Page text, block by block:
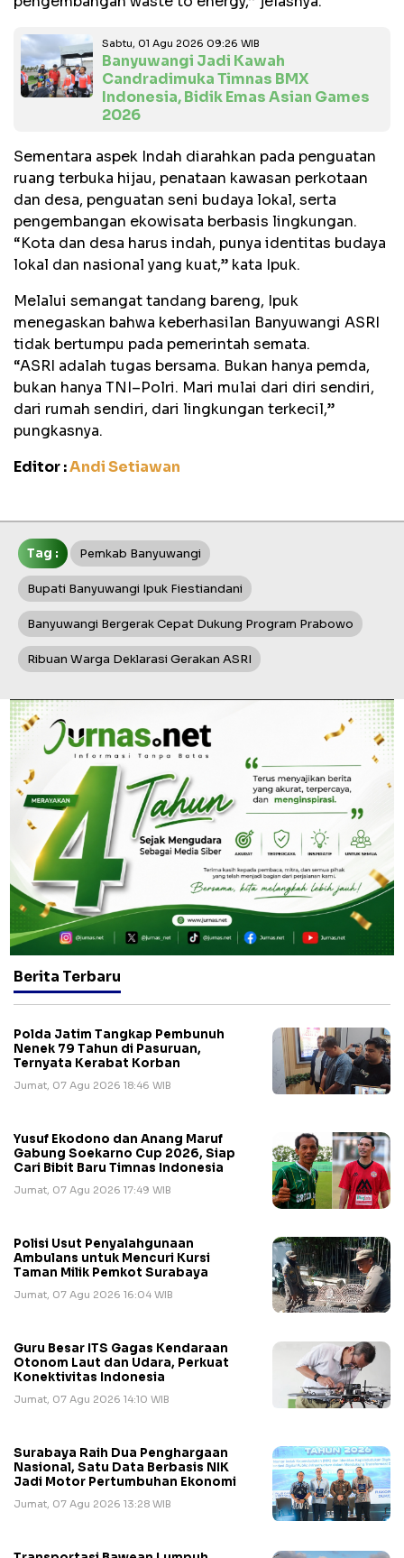
Sabtu, 01 Agu 2026 09:26 WIB
Banyuwangi Jadi Kawah
Candradimuka Timnas BMX
Indonesia, Bidik Emas Asian Games
2026
Sementara aspek Indah diarahkan pada penguatan
ruang terbuka hijau, penataan kawasan perkotaan
dan desa, penguatan seni budaya lokal, serta
pengembangan ekowisata berbasis lingkungan.
“Kota dan desa harus indah, punya identitas budaya
lokal dan nasional yang kuat,” kata Ipuk.
Melalui semangat tandang bareng, Ipuk
menegaskan bahwa keberhasilan Banyuwangi ASRI
tidak bertumpu pada pemerintah semata.
“ASRI adalah tugas bersama. Bukan hanya pemda,
bukan hanya TNI–Polri. Mari mulai dari diri sendiri,
dari rumah sendiri, dari lingkungan terkecil,”
pungkasnya.
Editor :Andi Setiawan
Tag : Pemkab Banyuwangi
Bupati Banyuwangi Ipuk Fiestiandani
Banyuwangi Bergerak Cepat Dukung Program Prabowo
Ribuan Warga Deklarasi Gerakan ASRI
Berita Terbaru
Polda Jatim Tangkap Pembunuh
Nenek 79 Tahun di Pasuruan,
Ternyata Kerabat Korban
Jumat, 07 Agu 2026 18:46 WIB
Yusuf Ekodono dan Anang Maruf
Gabung Soekarno Cup 2026, Siap
Cari Bibit Baru Timnas Indonesia
Jumat, 07 Agu 2026 17:49 WIB
Polisi Usut Penyalahgunaan
Ambulans untuk Mencuri Kursi
Taman Milik Pemkot Surabaya
Jumat, 07 Agu 2026 16:04 WIB
Guru Besar ITS Gagas Kendaraan
Otonom Laut dan Udara, Perkuat
Konektivitas Indonesia
Jumat, 07 Agu 2026 14:10 WIB
Surabaya Raih Dua Penghargaan
Nasional, Satu Data Berbasis NIK
Jadi Motor Pertumbuhan Ekonomi
Jumat, 07 Agu 2026 13:28 WIB